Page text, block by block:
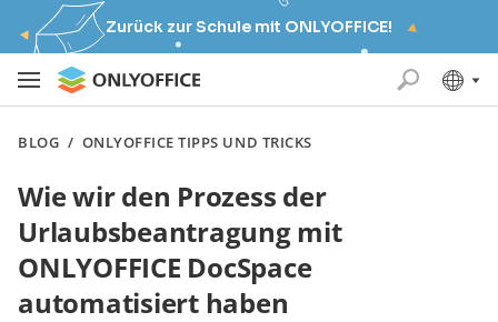
Zurück zur Schule mit ONLYOFFICE!
BLOG / ONLYOFFICE TIPPS UND TRICKS
Wie wir den Prozess der
Urlaubsbeantragung mit
ONLYOFFICE DocSpace
automatisiert haben